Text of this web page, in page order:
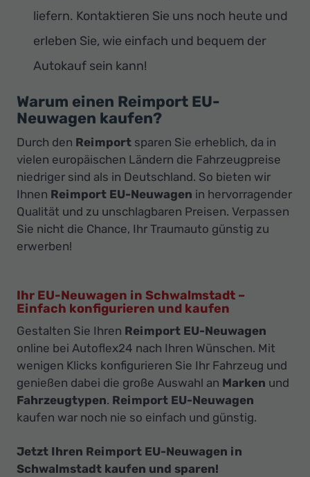
liefern. Kontaktieren Sie uns noch heute und
erleben Sie, wie einfach und bequem der
Autokauf sein kann!
Warum einen Reimport EU-
Neuwagen kaufen?
Durch den Reimport sparen Sie erheblich, da in
vielen europäischen Ländern die Fahrzeugpreise
niedriger sind als in Deutschland. So bieten wir
Ihnen Reimport EU-Neuwagen in hervorragender
Qualität und zu unschlagbaren Preisen. Verpassen
Sie nicht die Chance, Ihr Traumauto günstig zu
erwerben!
Ihr EU-Neuwagen in Schwalmstadt –
Einfach konfigurieren und kaufen
Gestalten Sie Ihren Reimport EU-Neuwagen
online bei Autoflex24 nach Ihren Wünschen. Mit
wenigen Klicks konfigurieren Sie Ihr Fahrzeug und
genießen dabei die große Auswahl an Marken und
Fahrzeugtypen. Reimport EU-Neuwagen
kaufen war noch nie so einfach und günstig.
Jetzt Ihren Reimport EU-Neuwagen in
Schwalmstadt kaufen und sparen!